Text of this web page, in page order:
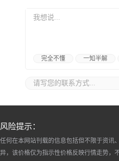
完全不懂 一知半解
风险提示：
任何在本网站刊载的信息包括但不限于资讯
异，该价格仅为指示性价格反映行情走势，